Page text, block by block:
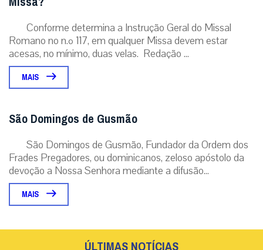
Conforme determina a Instrução Geral do Missal
Romano no n.º 117, em qualquer Missa devem estar
acesas, no mínimo, duas velas. Redação ...
MAIS
São Domingos de Gusmão
São Domingos de Gusmão, Fundador da Ordem dos
Frades Pregadores, ou dominicanos, zeloso apóstolo da
devoção a Nossa Senhora mediante a difusão...
MAIS